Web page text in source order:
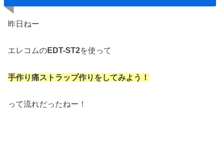
昨日ねー
エレコムのEDT-ST2を使って
手作り痛ストラップ作りをしてみよう！
って流れだったねー！